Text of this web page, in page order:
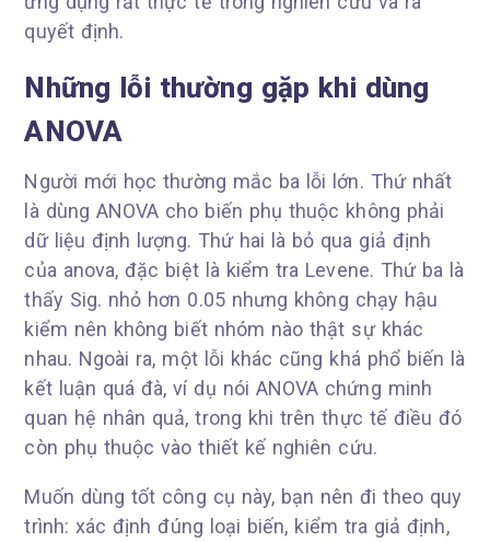
quyết định.
Những lỗi thường gặp khi dùng
ANOVA
Người mới học thường mắc ba lỗi lớn. Thứ nhất
là dùng ANOVA cho biến phụ thuộc không phải
dữ liệu định lượng. Thứ hai là bỏ qua giả định
của anova, đặc biệt là kiểm tra Levene. Thứ ba là
thấy Sig. nhỏ hơn 0.05 nhưng không chạy hậu
kiểm nên không biết nhóm nào thật sự khác
nhau. Ngoài ra, một lỗi khác cũng khá phổ biến là
kết luận quá đà, ví dụ nói ANOVA chứng minh
quan hệ nhân quả, trong khi trên thực tế điều đó
còn phụ thuộc vào thiết kế nghiên cứu.
Muốn dùng tốt công cụ này, bạn nên đi theo quy
trình: xác định đúng loại biến, kiểm tra giả định,